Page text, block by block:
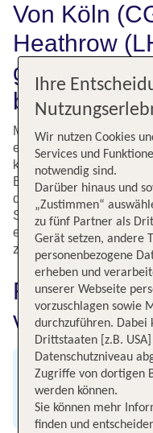
Von Köln
Heathrow
günstig bei
buchen
Mit TUI reist Du ganz
erwartet Dich das
kulturellen Highlights.
Ben und London Eye
die britische Hauptstadt
Städtetrip. Abends
ein. Soll es einmal
zahlreichen Parks der
von Köln
Abflug
Flughafen Köln
Ihre
Wir nutzen Cookies
Services und
notwendig sind.
Darüber hinaus und
„Zustimmen“
zu fünf Partner als
Gerät setzen, andere
personenbezogene
erheben und
unserer Webseite
vorzuschlagen sowie
durchzuführen. Dabei
Drittstaaten [z.B.
Datenschutzniveau
Zugriffe von dortigen
werden können.
Sie können mehr
finden und